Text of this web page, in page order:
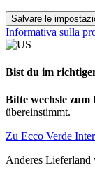
Salvare le
Informativa sulla
Bist du im
Bitte wechsle zum
übereinstimmt.
Zu Ecco Verde
Anderes Lieferland